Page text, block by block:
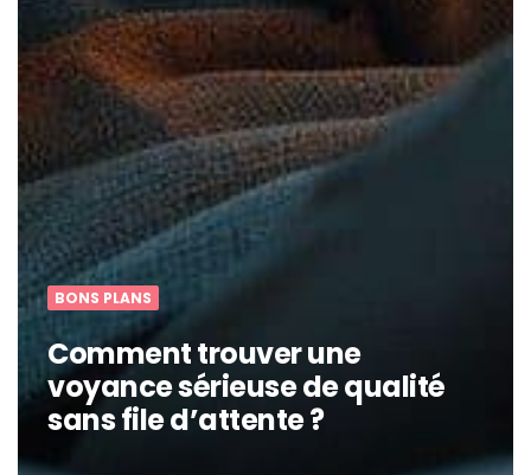
BONS PLANS
Comment trouver une
voyance sérieuse de qualité
sans file d’attente ?